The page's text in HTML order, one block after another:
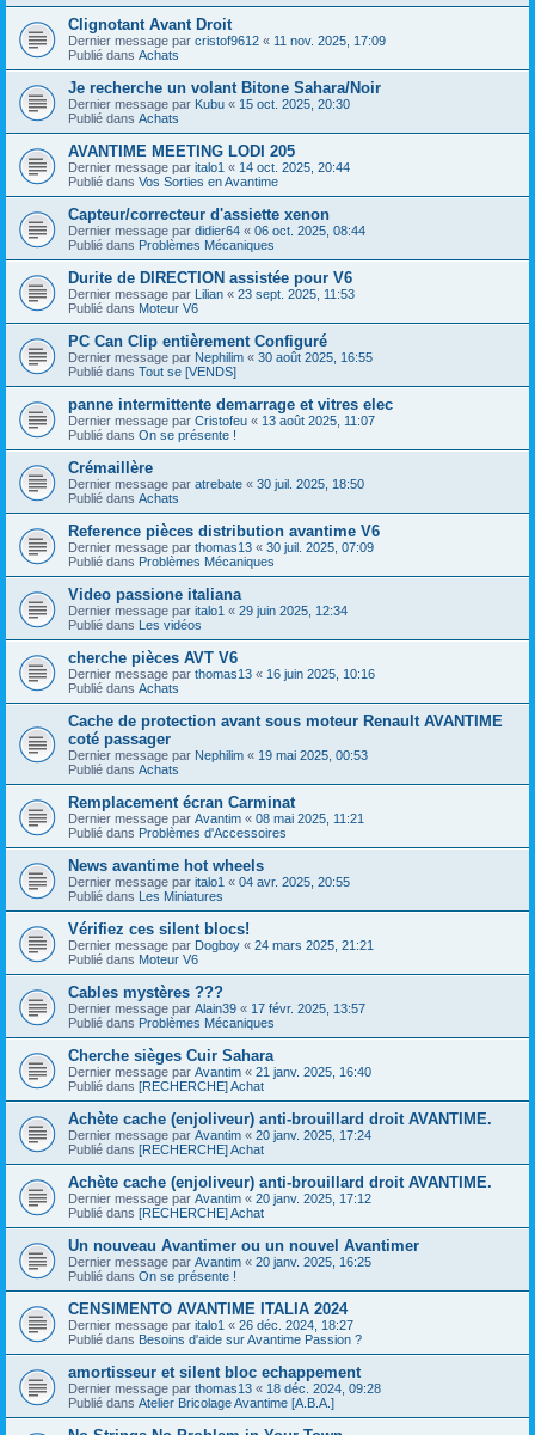
Clignotant Avant Droit
Dernier message par cristof9612 « 11 nov. 2025, 17:09
Publié dans Achats
Je recherche un volant Bitone Sahara/Noir
Dernier message par Kubu « 15 oct. 2025, 20:30
Publié dans Achats
AVANTIME MEETING LODI 205
Dernier message par italo1 « 14 oct. 2025, 20:44
Publié dans Vos Sorties en Avantime
Capteur/correcteur d'assiette xenon
Dernier message par didier64 « 06 oct. 2025, 08:44
Publié dans Problèmes Mécaniques
Durite de DIRECTION assistée pour V6
Dernier message par Lilian « 23 sept. 2025, 11:53
Publié dans Moteur V6
PC Can Clip entièrement Configuré
Dernier message par Nephilim « 30 août 2025, 16:55
Publié dans Tout se [VENDS]
panne intermittente demarrage et vitres elec
Dernier message par Cristofeu « 13 août 2025, 11:07
Publié dans On se présente !
Crémaillère
Dernier message par atrebate « 30 juil. 2025, 18:50
Publié dans Achats
Reference pièces distribution avantime V6
Dernier message par thomas13 « 30 juil. 2025, 07:09
Publié dans Problèmes Mécaniques
Video passione italiana
Dernier message par italo1 « 29 juin 2025, 12:34
Publié dans Les vidéos
cherche pièces AVT V6
Dernier message par thomas13 « 16 juin 2025, 10:16
Publié dans Achats
Cache de protection avant sous moteur Renault AVANTIME
coté passager
Dernier message par Nephilim « 19 mai 2025, 00:53
Publié dans Achats
Remplacement écran Carminat
Dernier message par Avantim « 08 mai 2025, 11:21
Publié dans Problèmes d'Accessoires
News avantime hot wheels
Dernier message par italo1 « 04 avr. 2025, 20:55
Publié dans Les Miniatures
Vérifiez ces silent blocs!
Dernier message par Dogboy « 24 mars 2025, 21:21
Publié dans Moteur V6
Cables mystères ???
Dernier message par Alain39 « 17 févr. 2025, 13:57
Publié dans Problèmes Mécaniques
Cherche sièges Cuir Sahara
Dernier message par Avantim « 21 janv. 2025, 16:40
Publié dans [RECHERCHE] Achat
Achète cache (enjoliveur) anti-brouillard droit AVANTIME.
Dernier message par Avantim « 20 janv. 2025, 17:24
Publié dans [RECHERCHE] Achat
Achète cache (enjoliveur) anti-brouillard droit AVANTIME.
Dernier message par Avantim « 20 janv. 2025, 17:12
Publié dans [RECHERCHE] Achat
Un nouveau Avantimer ou un nouvel Avantimer
Dernier message par Avantim « 20 janv. 2025, 16:25
Publié dans On se présente !
CENSIMENTO AVANTIME ITALIA 2024
Dernier message par italo1 « 26 déc. 2024, 18:27
Publié dans Besoins d'aide sur Avantime Passion ?
amortisseur et silent bloc echappement
Dernier message par thomas13 « 18 déc. 2024, 09:28
Publié dans Atelier Bricolage Avantime [A.B.A.]